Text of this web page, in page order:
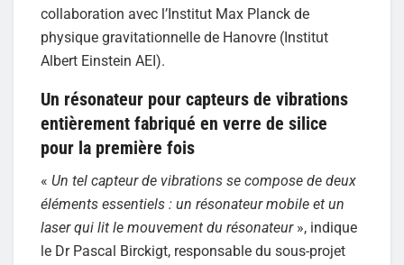
collaboration avec l’Institut Max Planck de
physique gravitationnelle de Hanovre (Institut
Albert Einstein AEI).
Un résonateur pour capteurs de vibrations
entièrement fabriqué en verre de silice
pour la première fois
« Un tel capteur de vibrations se compose de deux
éléments essentiels : un résonateur mobile et un
laser qui lit le mouvement du résonateur», indique
le Dr Pascal Birckigt, responsable du sous-projet